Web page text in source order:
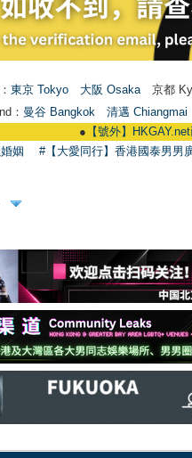
東京 Tokyo 大阪 Osaka 京都
： 曼谷 Bangkok
清邁 Chiangmai
【號外】HKGAY.net已
姻 #【大愛同行】香港國泰男男